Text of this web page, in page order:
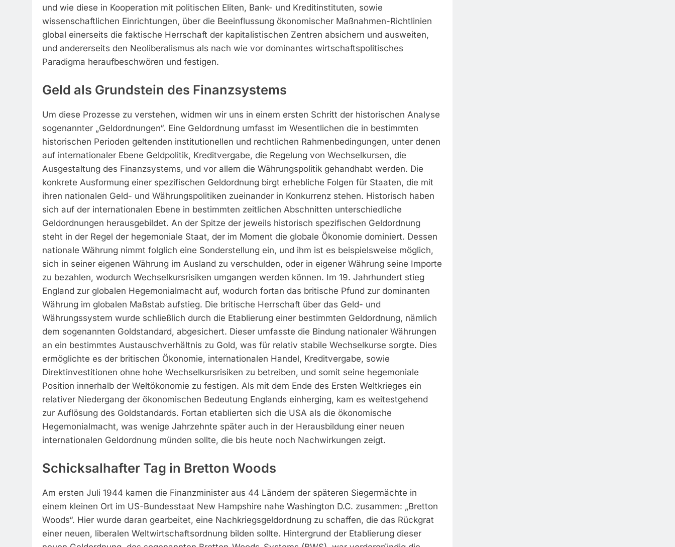
und wie diese in Kooperation mit politischen Eliten, Bank- und Kreditinstituten, sowie
wissenschaftlichen Einrichtungen, über die Beeinflussung ökonomischer Maßnahmen-Richtlinien
global einerseits die faktische Herrschaft der kapitalistischen Zentren absichern und ausweiten,
und andererseits den Neoliberalismus als nach wie vor dominantes wirtschaftspolitisches
Paradigma heraufbeschwören und festigen.
Geld als Grundstein des Finanzsystems
Um diese Prozesse zu verstehen, widmen wir uns in einem ersten Schritt der historischen Analyse
sogenannter „Geldordnungen“. Eine Geldordnung umfasst im Wesentlichen die in bestimmten
historischen Perioden geltenden institutionellen und rechtlichen Rahmenbedingungen, unter denen
auf internationaler Ebene Geldpolitik, Kreditvergabe, die Regelung von Wechselkursen, die
Ausgestaltung des Finanzsystems, und vor allem die Währungspolitik gehandhabt werden. Die
konkrete Ausformung einer spezifischen Geldordnung birgt erhebliche Folgen für Staaten, die mit
ihren nationalen Geld- und Währungspolitiken zueinander in Konkurrenz stehen. Historisch haben
sich auf der internationalen Ebene in bestimmten zeitlichen Abschnitten unterschiedliche
Geldordnungen herausgebildet. An der Spitze der jeweils historisch spezifischen Geldordnung
steht in der Regel der hegemoniale Staat, der im Moment die globale Ökonomie dominiert. Dessen
nationale Währung nimmt folglich eine Sonderstellung ein, und ihm ist es beispielsweise möglich,
sich in seiner eigenen Währung im Ausland zu verschulden, oder in eigener Währung seine Importe
zu bezahlen, wodurch Wechselkursrisiken umgangen werden können. Im 19. Jahrhundert stieg
England zur globalen Hegemonialmacht auf, wodurch fortan das britische Pfund zur dominanten
Währung im globalen Maßstab aufstieg. Die britische Herrschaft über das Geld- und
Währungssystem wurde schließlich durch die Etablierung einer bestimmten Geldordnung, nämlich
dem sogenannten Goldstandard, abgesichert. Dieser umfasste die Bindung nationaler Währungen
an ein bestimmtes Austauschverhältnis zu Gold, was für relativ stabile Wechselkurse sorgte. Dies
ermöglichte es der britischen Ökonomie, internationalen Handel, Kreditvergabe, sowie
Direktinvestitionen ohne hohe Wechselkursrisiken zu betreiben, und somit seine hegemoniale
Position innerhalb der Weltökonomie zu festigen. Als mit dem Ende des Ersten Weltkrieges ein
relativer Niedergang der ökonomischen Bedeutung Englands einherging, kam es weitestgehend
zur Auflösung des Goldstandards. Fortan etablierten sich die USA als die ökonomische
Hegemonialmacht, was wenige Jahrzehnte später auch in der Herausbildung einer neuen
internationalen Geldordnung münden sollte, die bis heute noch Nachwirkungen zeigt.
Schicksalhafter Tag in Bretton Woods
Am ersten Juli 1944 kamen die Finanzminister aus 44 Ländern der späteren Siegermächte in
einem kleinen Ort im US-Bundesstaat New Hampshire nahe Washington D.C. zusammen: „Bretton
Woods“. Hier wurde daran gearbeitet, eine Nachkriegsgeldordnung zu schaffen, die das Rückgrat
einer neuen, liberalen Weltwirtschaftsordnung bilden sollte. Hintergrund der Etablierung dieser